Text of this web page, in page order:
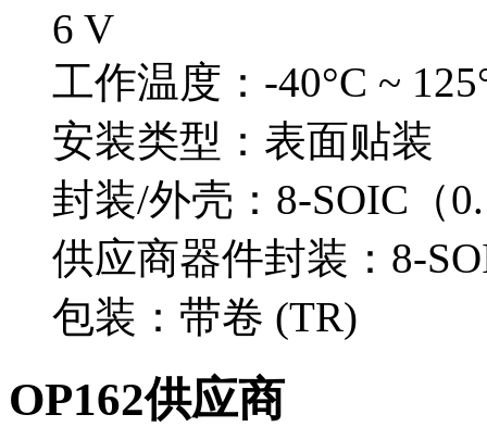
6 V
工作温度：-40°C ~
安装类型：表面贴装
封装/外壳：8-SOIC（
供应商器件封装：8-
包装：带卷 (TR)
OP162供应商